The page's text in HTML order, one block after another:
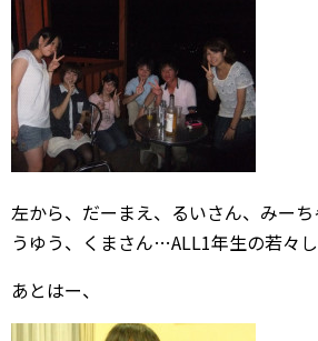
左から、だーまえ、るいさん、みー
うゆう、くまさん…ALL1年生の若々し
あとはー、